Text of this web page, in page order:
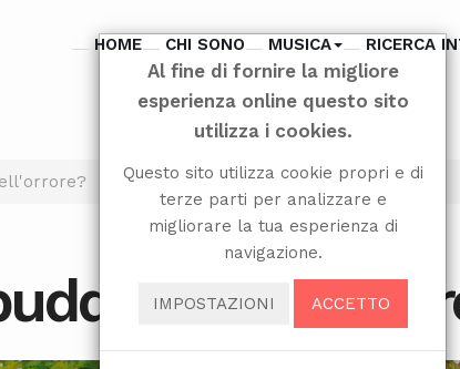
HOME CHI SONO MUSICA RICERCA
Al fine di fornire la migliore
esperienza online questo sito
utilizza i cookies.
Questo sito utilizza cookie propri e di
terze parti per analizzare e
migliorare la tua esperienza di
navigazione.
IMPOSTAZIONI ACCETTO